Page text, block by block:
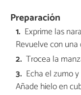
Preparación
Exprime las
Revuelve con
Trocea la
Echa el zumo
Añade hielo en